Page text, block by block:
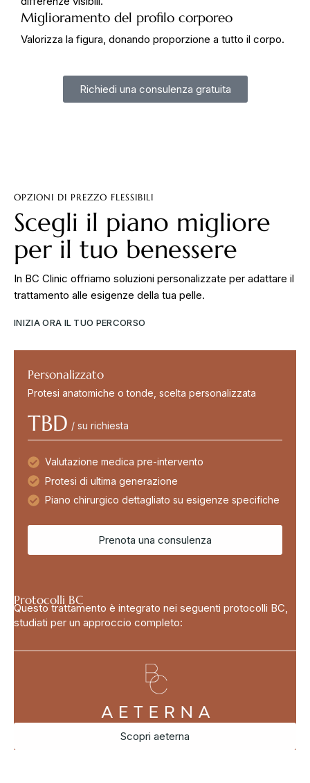
Miglioramento del profilo corporeo
Valorizza la figura, donando proporzione a tutto il corpo.
Richiedi una consulenza gratuita
OPZIONI DI PREZZO FLESSIBILI
Scegli il piano migliore
per il tuo benessere
In BC Clinic offriamo soluzioni personalizzate per adattare il
trattamento alle esigenze della tua pelle.
INIZIA ORA IL TUO PERCORSO
Personalizzato
Protesi anatomiche o tonde, scelta personalizzata
TBD / su richiesta
Valutazione medica pre-intervento
Protesi di ultima generazione
Piano chirurgico dettagliato su esigenze specifiche
Prenota una consulenza
Protocolli BC
Questo trattamento è integrato nei seguenti protocolli BC,
studiati per un approccio completo:
Scopri aeterna